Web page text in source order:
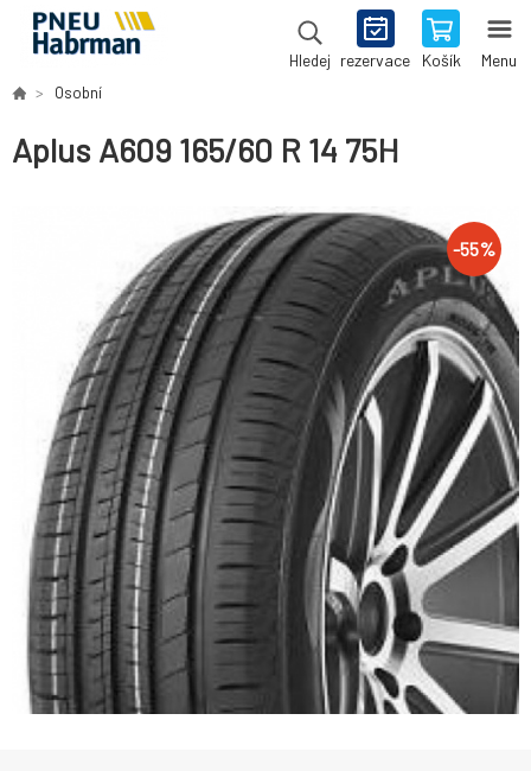
Hledej rezervace Košík Menu
Osobní
Aplus A609 165/60 R 14 75H
-55%